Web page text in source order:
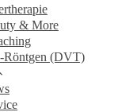
& More
Röntgen (DVT)